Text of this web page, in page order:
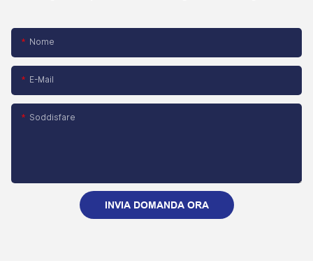
Nome
E-Mail
Soddisfare
INVIA DOMANDA ORA